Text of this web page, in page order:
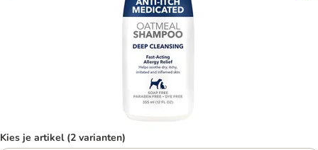
Kies je artikel (2 varianten)